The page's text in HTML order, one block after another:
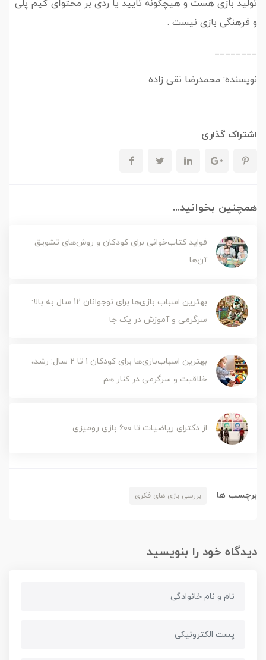
تولید بازی هست و هیچگونه تایید یا ردی بر محتوای گیم پلی
و فرهنگی بازی نیست .
________
نویسنده: محمدرضا نقی زاده
اشتراک گذاری
همچنین بخوانید...
فواید کتاب‌خوانی برای کودکان و روش‌های تشویق
آن‌ها
بهترین اسباب بازی‌ها برای نوجوانان 12 سال به بالا:
سرگرمی و آموزش در یک جا
بهترین اسباب‌بازی‌ها برای کودکان 1 تا 2 سال: رشد،
خلاقیت و سرگرمی در کنار هم
از دکترای ریاضیات تا ۶۰۰ بازی رومیزی
برچسب ها بررسی بازی های فکری
دیدگاه خود را بنویسید